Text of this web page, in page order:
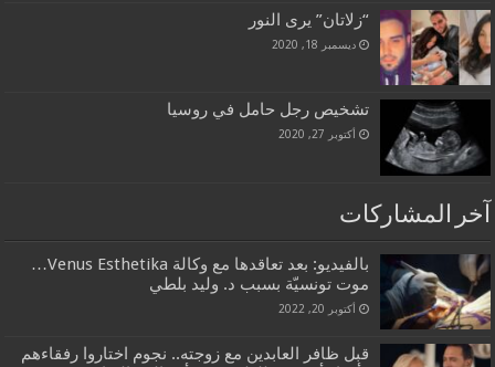
“زلاتان” يرى النور
ديسمبر 18, 2020
تشخيص رجل حامل في روسيا
أكتوبر 27, 2020
آخر المشاركات
بالفيديو: بعد تعاقدها مع وكالة Venus Esthetika…
موت تونسيّة بسبب د. وليد بلطي
أكتوبر 20, 2022
قبل ظافر العابدين مع زوجته.. نجوم اختاروا رفقاءهم